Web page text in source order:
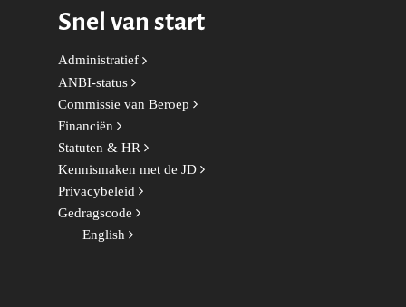
Snel van start
Administratief
ANBI-status
Commissie van Beroep
Financiën
Statuten & HR
Kennismaken met de JD
Privacybeleid
Gedragscode
English